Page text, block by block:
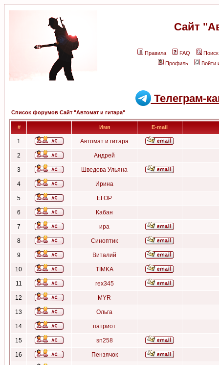
Сайт
Правила FAQ
Поиск
Профиль
Войти
Телеграм-
Список форумов Сайт "Автомат и гитара"
# Имя E-mail
1 Автомат и гитара
2 Андрей
3 Шведова Ульяна
4 Ирина
5 ЕГОР
6 Кабан
7 ира
8 Синоптик
9 Виталий
10 TIMKA
11 rex345
12 MYR
13 Ольга
14 патриот
15 sn258
16 Пензячок